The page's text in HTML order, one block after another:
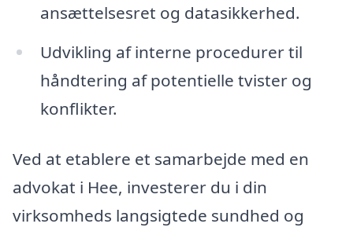
ansættelsesret og datasikkerhed.
Udvikling af interne procedurer til
håndtering af potentielle tvister og
konflikter.
Ved at etablere et samarbejde med en
advokat i Hee, investerer du i din
virksomheds langsigtede sundhed og